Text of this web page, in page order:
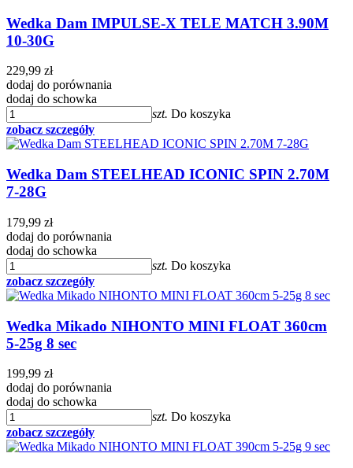
Wedka Dam IMPULSE-X TELE MATCH 3.90M
10-30G
229,99 zł
dodaj do porównania
dodaj do schowka
szt. Do koszyka
zobacz szczegóły
Wedka Dam STEELHEAD ICONIC SPIN 2.70M
7-28G
179,99 zł
dodaj do porównania
dodaj do schowka
szt. Do koszyka
zobacz szczegóły
Wedka Mikado NIHONTO MINI FLOAT 360cm
5-25g 8 sec
199,99 zł
dodaj do porównania
dodaj do schowka
szt. Do koszyka
zobacz szczegóły